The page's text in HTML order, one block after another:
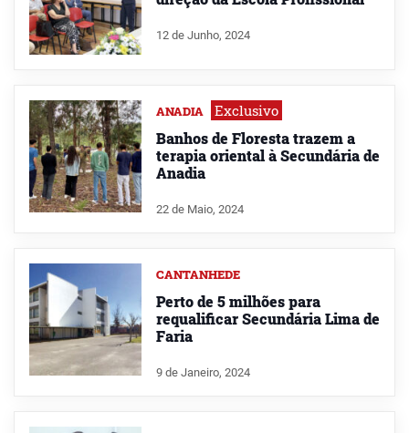
12 de Junho, 2024
ANADIA Exclusivo
Banhos de Floresta trazem a
terapia oriental à Secundária de
Anadia
22 de Maio, 2024
CANTANHEDE
Perto de 5 milhões para
requalificar Secundária Lima de
Faria
9 de Janeiro, 2024